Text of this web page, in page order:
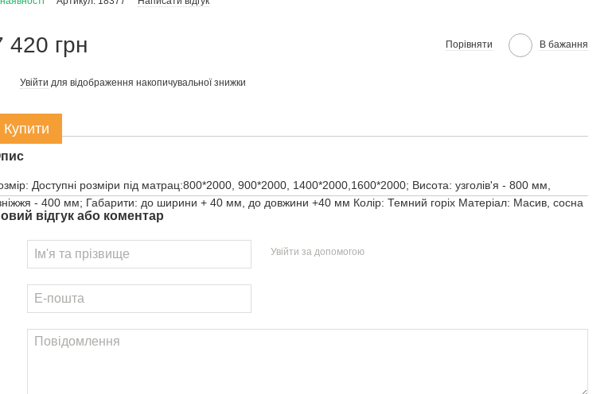
420 грн Порівняти В бажання
Увійти для відображення накопичувальної знижки
Купити
Доступні розміри під матрац:800*2000, 900*2000, 1400*2000,1600*2000; Висота: узголів'я - 800 мм,
- 400 мм; Габарити: до ширини + 40 мм, до довжини +40 мм Колір: Темний горіх Матеріал: Масив, сосна
відгук або коментар
Увійти за допомогою